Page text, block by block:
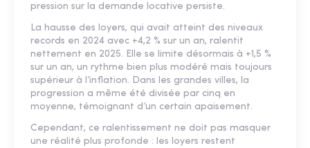
pression sur la demande locative persiste.
La hausse des loyers, qui avait atteint des niveaux
records en 2024 avec +4,2 % sur un an, ralentit
nettement en 2025. Elle se limite désormais à +1,5 %
sur un an, un rythme bien plus modéré mais toujours
supérieur à l’inflation. Dans les grandes villes, la
progression a même été divisée par cinq en
moyenne, témoignant d’un certain apaisement.
Cependant, ce ralentissement ne doit pas masquer
une réalité plus profonde : les loyers restent